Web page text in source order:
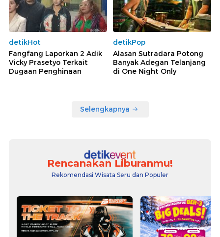
detikHot
Fangfang Laporkan 2 Adik
Vicky Prasetyo Terkait
Dugaan Penghinaan
detikPop
Alasan Sutradara Potong
Banyak Adegan Telanjang
di One Night Only
Selengkapnya
Rencanakan Liburanmu!
Rekomendasi Wisata Seru dan Populer